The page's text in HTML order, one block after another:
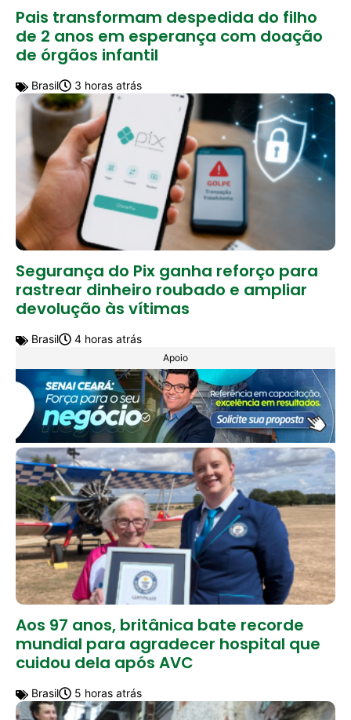
Pais transformam despedida do filho
de 2 anos em esperança com doação
de órgãos infantil
Brasil 3 horas atrás
Segurança do Pix ganha reforço para
rastrear dinheiro roubado e ampliar
devolução às vítimas
Brasil 4 horas atrás
Apoio
Aos 97 anos, britânica bate recorde
mundial para agradecer hospital que
cuidou dela após AVC
Brasil 5 horas atrás